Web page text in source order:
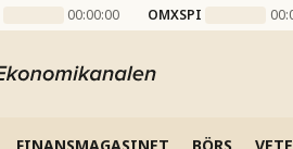
00:00:00 OMXSPI
FINANSMAGASINET BÖRS